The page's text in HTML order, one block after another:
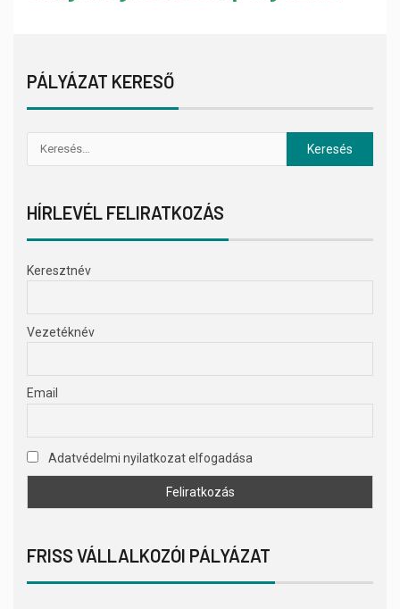
PÁLYÁZAT KERESŐ
HÍRLEVÉL FELIRATKOZÁS
Keresztnév
Vezetéknév
Email
Adatvédelmi nyilatkozat elfogadása
FRISS VÁLLALKOZÓI PÁLYÁZAT